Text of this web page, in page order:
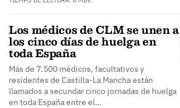
Los médicos de CLM se unen a
los cinco días de huelga en
toda España
Más de 7.500 médicos, facultativos y
residentes de Castilla-La Mancha están
llamados a secundar cinco jornadas de huelga
en toda España entre el…